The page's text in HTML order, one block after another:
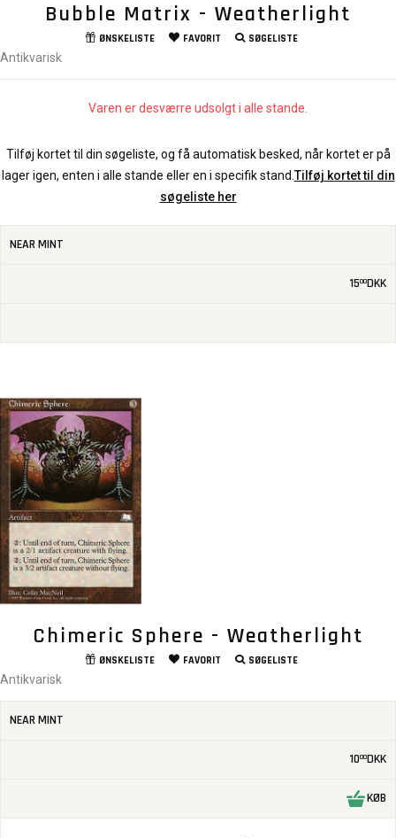
Bubble Matrix - Weatherlight
ØNSKELISTE FAVORIT SØGELISTE
Antikvarisk
Varen er desværre udsolgt i alle stande.
Tilføj kortet til din søgeliste, og få automatisk besked, når kortet er på
lager igen, enten i alle stande eller en i specifik stand.Tilføj kortet til din
søgeliste her
NEAR MINT
1500DKK
Chimeric Sphere - Weatherlight
ØNSKELISTE FAVORIT SØGELISTE
Antikvarisk
NEAR MINT
1000DKK
KØB